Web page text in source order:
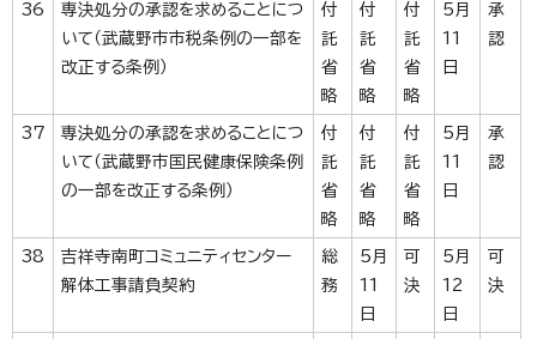
36
専決処分の承認を求めることにつ
いて（武蔵野市市税条例の一部を
改正する条例）
付
託
省
略
付
託
省
略
付
託
省
略
5月
11
日
承
認
37
専決処分の承認を求めることにつ
いて（武蔵野市国民健康保険条例
の一部を改正する条例）
付
託
省
略
付
託
省
略
付
託
省
略
5月
11
日
承
認
38
吉祥寺南町コミュニティセンター
解体工事請負契約
総
務
5月
11
日
可
決
5月
12
日
可
決